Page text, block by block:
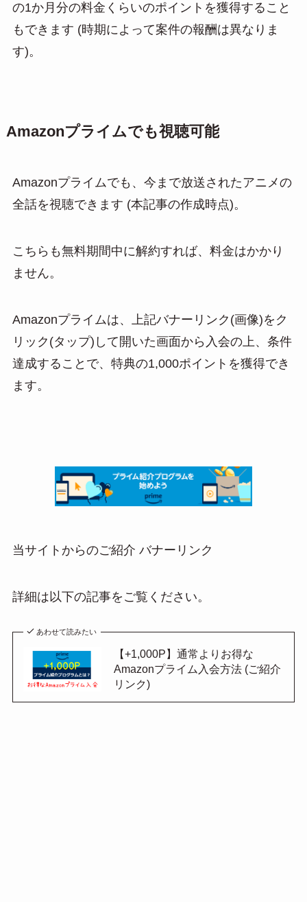
の1か月分の料金くらいのポイントを獲得すること
もできます (時期によって案件の報酬は異なりま
す)。
Amazonプライムでも視聴可能
Amazonプライムでも、今まで放送されたアニメの
全話を視聴できます (本記事の作成時点)。
こちらも無料期間中に解約すれば、料金はかかり
ません。
Amazonプライムは、上記バナーリンク(画像)をク
リック(タップ)して開いた画面から入会の上、条件
達成することで、特典の1,000ポイントを獲得でき
ます。
当サイトからのご紹介 バナーリンク
詳細は以下の記事をご覧ください。
あわせて読みたい
【+1,000P】通常よりお得な
Amazonプライム入会方法 (ご紹介
リンク)